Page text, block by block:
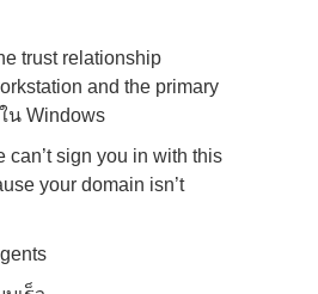
trust relationship
and the primary
น Windows
sign you in with this
your domain isn’t